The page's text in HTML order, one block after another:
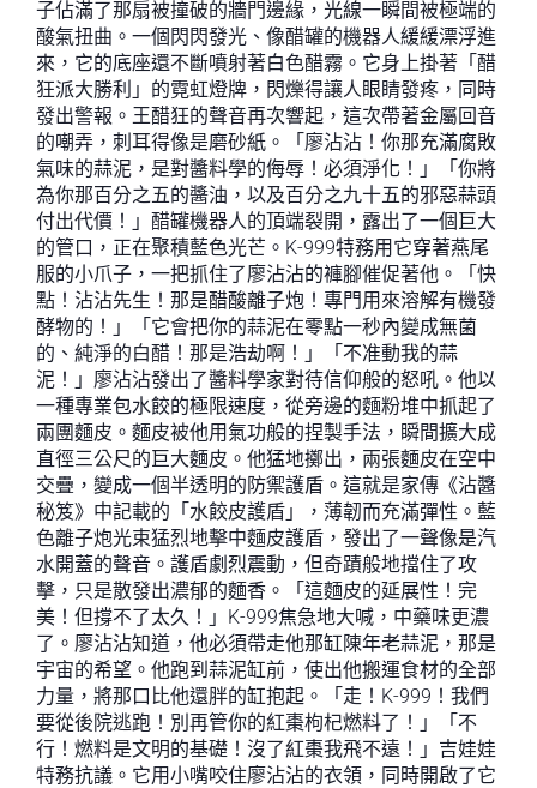
子佔滿了那扇被撞破的牆門邊緣，光線一瞬間被極端的
酸氣扭曲。一個閃閃發光、像醋罐的機器人緩緩漂浮進
來，它的底座還不斷噴射著白色醋霧。它身上掛著「醋
狂派大勝利」的霓虹燈牌，閃爍得讓人眼睛發疼，同時
發出警報。王醋狂的聲音再次響起，這次帶著金屬回音
的嘲弄，刺耳得像是磨砂紙。「廖沾沾！你那充滿腐敗
氣味的蒜泥，是對醬料學的侮辱！必須淨化！」「你將
為你那百分之五的醬油，以及百分之九十五的邪惡蒜頭
付出代價！」醋罐機器人的頂端裂開，露出了一個巨大
的管口，正在聚積藍色光芒。K-999特務用它穿著燕尾
服的小爪子，一把抓住了廖沾沾的褲腳催促著他。「快
點！沾沾先生！那是醋酸離子炮！專門用來溶解有機發
酵物的！」「它會把你的蒜泥在零點一秒內變成無菌
的、純淨的白醋！那是浩劫啊！」「不准動我的蒜
泥！」廖沾沾發出了醬料學家對待信仰般的怒吼。他以
一種專業包水餃的極限速度，從旁邊的麵粉堆中抓起了
兩團麵皮。麵皮被他用氣功般的捏製手法，瞬間擴大成
直徑三公尺的巨大麵皮。他猛地擲出，兩張麵皮在空中
交疊，變成一個半透明的防禦護盾。這就是家傳《沾醬
秘笈》中記載的「水餃皮護盾」，薄韌而充滿彈性。藍
色離子炮光束猛烈地擊中麵皮護盾，發出了一聲像是汽
水開蓋的聲音。護盾劇烈震動，但奇蹟般地擋住了攻
擊，只是散發出濃郁的麵香。「這麵皮的延展性！完
美！但撐不了太久！」K-999焦急地大喊，中藥味更濃
了。廖沾沾知道，他必須帶走他那缸陳年老蒜泥，那是
宇宙的希望。他跑到蒜泥缸前，使出他搬運食材的全部
力量，將那口比他還胖的缸抱起。「走！K-999！我們
要從後院逃跑！別再管你的紅棗枸杞燃料了！」「不
行！燃料是文明的基礎！沒了紅棗我飛不遠！」吉娃娃
特務抗議。它用小嘴咬住廖沾沾的衣領，同時開啟了它